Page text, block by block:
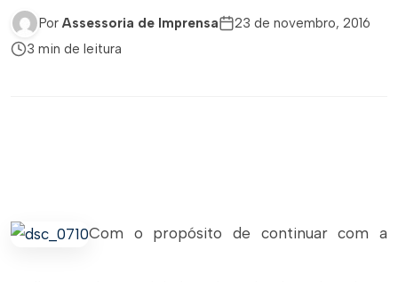
Por Assessoria de Imprensa
23 de novembro, 2016
3 min de leitura
Com o propósito de continuar com a